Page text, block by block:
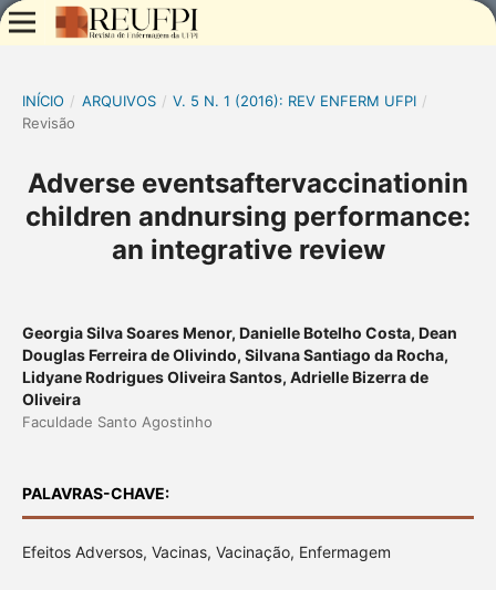
INÍCIO / ARQUIVOS / V. 5 N. 1 (2016): REV ENFERM UFPI /
Revisão
Adverse eventsaftervaccinationin
children andnursing performance:
an integrative review
Georgia Silva Soares Menor, Danielle Botelho Costa, Dean
Douglas Ferreira de Olivindo, Silvana Santiago da Rocha,
Lidyane Rodrigues Oliveira Santos, Adrielle Bizerra de
Oliveira
Faculdade Santo Agostinho
PALAVRAS-CHAVE:
Efeitos Adversos, Vacinas, Vacinação, Enfermagem